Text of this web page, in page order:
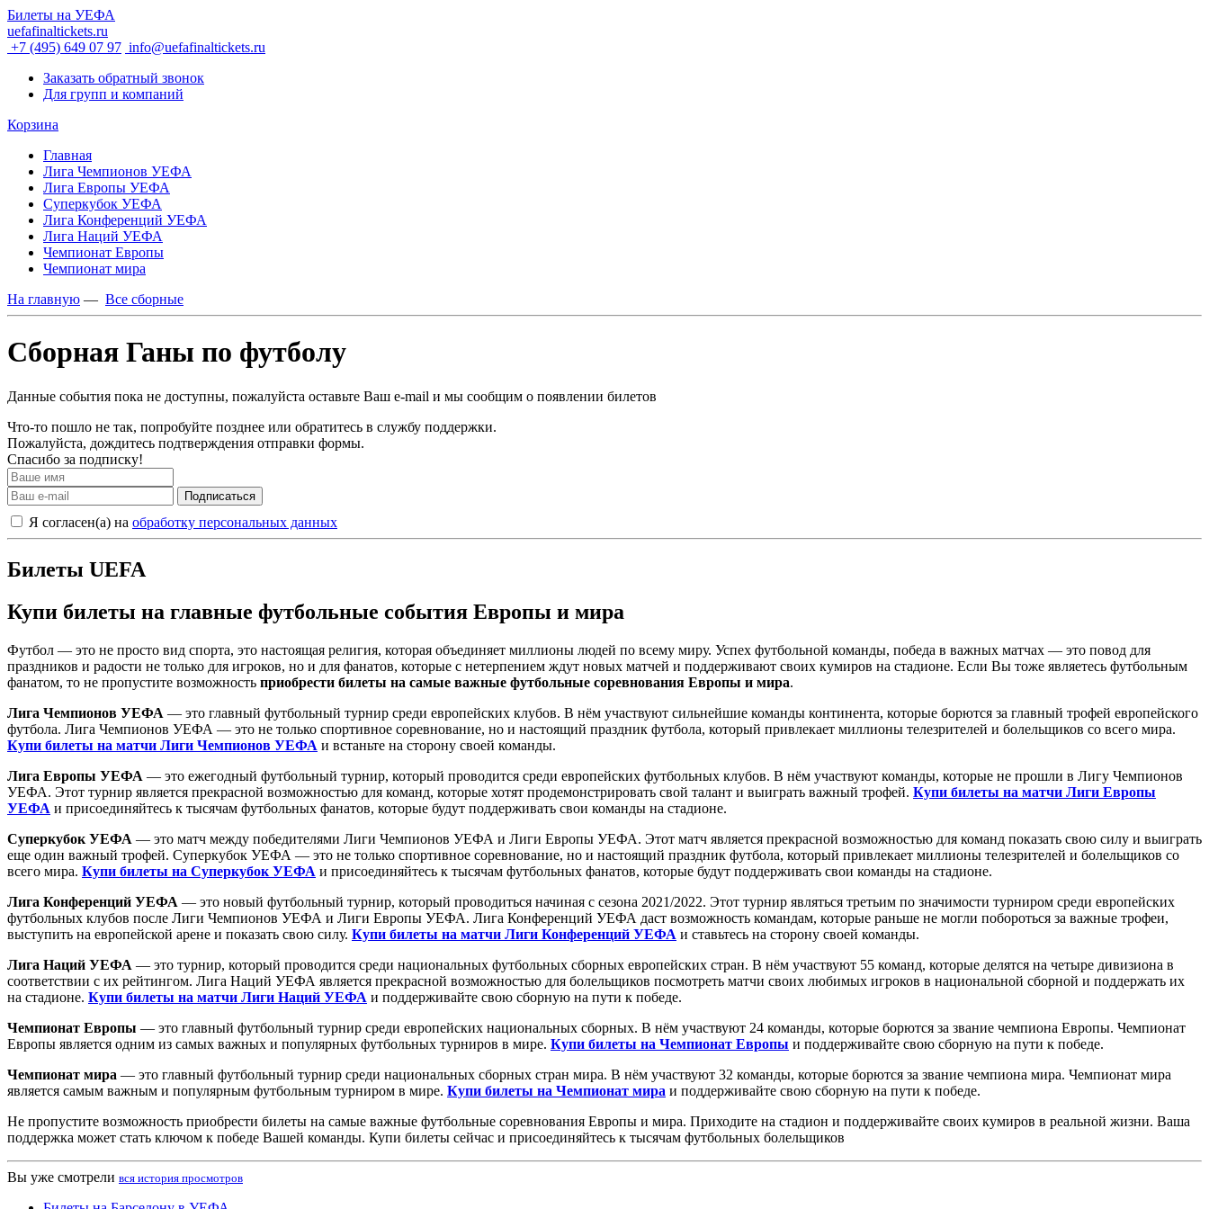
Билеты на УЕФА
uefafinaltickets.ru
+7 (495) 649 07 97 info@uefafinaltickets.ru
Заказать обратный звонок
Для групп и компаний
Корзина
Главная
Лига Чемпионов УЕФА
Лига Европы УЕФА
Суперкубок УЕФА
Лига Конференций УЕФА
Лига Наций УЕФА
Чемпионат Европы
Чемпионат мира
На главную — Все сборные
Сборная Ганы по футболу
Данные события пока не доступны, пожалуйста оставьте Ваш e-mail и мы сообщим о появлении билетов
Что-то пошло не так, попробуйте позднее или обратитесь в службу поддержки.
Пожалуйста, дождитесь подтверждения отправки формы.
Спасибо за подписку!
Подписаться
Я согласен(а) на обработку персональных данных
Билеты UEFA
Купи билеты на главные футбольные события Европы и мира
Футбол — это не просто вид спорта, это настоящая религия, которая объединяет миллионы людей по всему миру. Успех футбольной команды, победа в важных матчах — это повод для
праздников и радости не только для игроков, но и для фанатов, которые с нетерпением ждут новых матчей и поддерживают своих кумиров на стадионе. Если Вы тоже являетесь футбольным
фанатом, то не пропустите возможность приобрести билеты на самые важные футбольные соревнования Европы и мира.
Лига Чемпионов УЕФА — это главный футбольный турнир среди европейских клубов. В нём участвуют сильнейшие команды континента, которые борются за главный трофей европейского
футбола. Лига Чемпионов УЕФА — это не только спортивное соревнование, но и настоящий праздник футбола, который привлекает миллионы телезрителей и болельщиков со всего мира.
Купи билеты на матчи Лиги Чемпионов УЕФА и встаньте на сторону своей команды.
Лига Европы УЕФА — это ежегодный футбольный турнир, который проводится среди европейских футбольных клубов. В нём участвуют команды, которые не прошли в Лигу Чемпионов
УЕФА. Этот турнир является прекрасной возможностью для команд, которые хотят продемонстрировать свой талант и выиграть важный трофей. Купи билеты на матчи Лиги Европы
УЕФА и присоединяйтесь к тысячам футбольных фанатов, которые будут поддерживать свои команды на стадионе.
Суперкубок УЕФА — это матч между победителями Лиги Чемпионов УЕФА и Лиги Европы УЕФА. Этот матч является прекрасной возможностью для команд показать свою силу и выиграть
еще один важный трофей. Суперкубок УЕФА — это не только спортивное соревнование, но и настоящий праздник футбола, который привлекает миллионы телезрителей и болельщиков со
всего мира. Купи билеты на Суперкубок УЕФА и присоединяйтесь к тысячам футбольных фанатов, которые будут поддерживать свои команды на стадионе.
Лига Конференций УЕФА — это новый футбольный турнир, который проводиться начиная с сезона 2021/2022. Этот турнир являться третьим по значимости турниром среди европейских
футбольных клубов после Лиги Чемпионов УЕФА и Лиги Европы УЕФА. Лига Конференций УЕФА даст возможность командам, которые раньше не могли побороться за важные трофеи,
выступить на европейской арене и показать свою силу. Купи билеты на матчи Лиги Конференций УЕФА и ставьтесь на сторону своей команды.
Лига Наций УЕФА — это турнир, который проводится среди национальных футбольных сборных европейских стран. В нём участвуют 55 команд, которые делятся на четыре дивизиона в
соответствии с их рейтингом. Лига Наций УЕФА является прекрасной возможностью для болельщиков посмотреть матчи своих любимых игроков в национальной сборной и поддержать их
на стадионе. Купи билеты на матчи Лиги Наций УЕФА и поддерживайте свою сборную на пути к победе.
Чемпионат Европы — это главный футбольный турнир среди европейских национальных сборных. В нём участвуют 24 команды, которые борются за звание чемпиона Европы. Чемпионат
Европы является одним из самых важных и популярных футбольных турниров в мире. Купи билеты на Чемпионат Европы и поддерживайте свою сборную на пути к победе.
Чемпионат мира — это главный футбольный турнир среди национальных сборных стран мира. В нём участвуют 32 команды, которые борются за звание чемпиона мира. Чемпионат мира
является самым важным и популярным футбольным турниром в мире. Купи билеты на Чемпионат мира и поддерживайте свою сборную на пути к победе.
Не пропустите возможность приобрести билеты на самые важные футбольные соревнования Европы и мира. Приходите на стадион и поддерживайте своих кумиров в реальной жизни. Ваша
поддержка может стать ключом к победе Вашей команды. Купи билеты сейчас и присоединяйтесь к тысячам футбольных болельщиков
Вы уже смотрели вся история просмотров